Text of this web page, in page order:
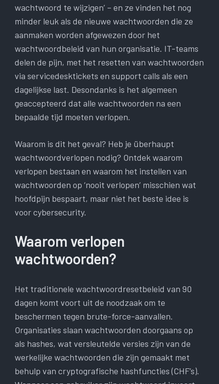
wachtwoord te wijzigen’ – en ze vinden het nog
minder leuk als de nieuwe wachtwoorden die ze
aanmaken worden afgewezen door het
wachtwoordbeleid van hun organisatie. IT-teams
delen de pijn, met het resetten van wachtwoorden
via servicedesktickets en support calls als een
dagelijkse last. Desondanks is het algemeen
geaccepteerd dat alle wachtwoorden na een
bepaalde tijd moeten verlopen.
Waarom is dit het geval? Heb je überhaupt
wachtwoordverlopen nodig? Ontdek waarom
verlopen bestaan ​​en waarom het instellen van
wachtwoorden op ‘nooit verlopen’ misschien wat
hoofdpijn bespaart, maar niet het beste idee is
voor cybersecurity.
Waarom verlopen
wachtwoorden?
Het traditionele wachtwoordresetbeleid van 90
dagen komt voort uit de noodzaak om te
beschermen tegen brute-force-aanvallen.
Organisaties slaan wachtwoorden doorgaans op
als hashes, wat versleutelde versies zijn van de
werkelijke wachtwoorden die zijn gemaakt met
behulp van cryptografische hashfuncties (CHF’s).